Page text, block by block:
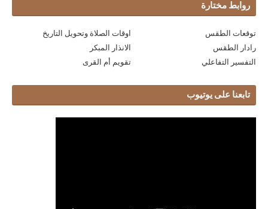
روابط مختارة
اوقات الصلاة وتحويل التاريخ
توقعات الطقس
الانذار المبكر
رادار الطقس
تقويم أم القرى
التفسير التفاعلي
تابعنا على يوتيوب